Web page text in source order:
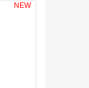
NEW